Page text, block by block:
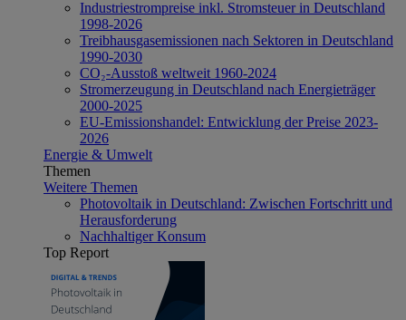
Industriestrompreise inkl. Stromsteuer in Deutschland
1998-2026
Treibhausgasemissionen nach Sektoren in Deutschland
1990-2030
CO₂-Ausstoß weltweit 1960-2024
Stromerzeugung in Deutschland nach Energieträger
2000-2025
EU-Emissionshandel: Entwicklung der Preise 2023-
2026
Energie & Umwelt
Themen
Weitere Themen
Photovoltaik in Deutschland: Zwischen Fortschritt und
Herausforderung
Nachhaltiger Konsum
Top Report